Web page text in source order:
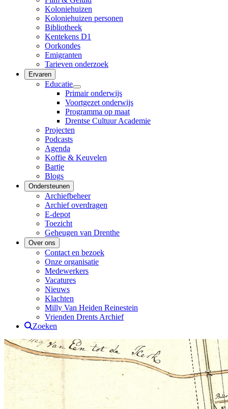
Koloniehuizen
Koloniehuizen personen
Bibliotheek
Kentekens D1
Oorkondes
Emigranten
Tarieven onderzoek
Ervaren
Educatie
Primair onderwijs
Voortgezet onderwijs
Programma op maat
Drentse Cultuur Academie
Projecten
Podcasts
Agenda
Koffie & Keuvelen
Bartje
Blogs
Ondersteunen
Archiefbeheer
Archief overdragen
E-depot
Toezicht
Geheugen van Drenthe
Over ons
Contact en bezoek
Onze organisatie
Medewerkers
Vacatures
Nieuws
Klachten
Milly Van Heiden Reinestein
Vrienden Drents Archief
Zoeken
Drents Archief